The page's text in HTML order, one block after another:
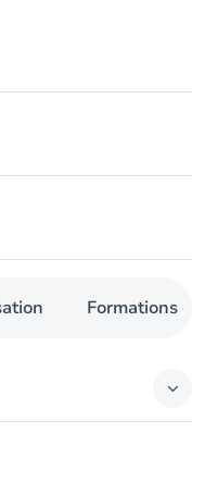
Formations